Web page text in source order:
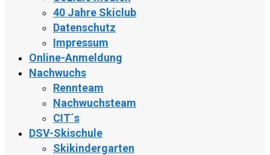
40 Jahre Skiclub
Datenschutz
Impressum
Online-Anmeldung
Nachwuchs
Rennteam
Nachwuchsteam
CIT´s
DSV-Skischule
Skikindergarten